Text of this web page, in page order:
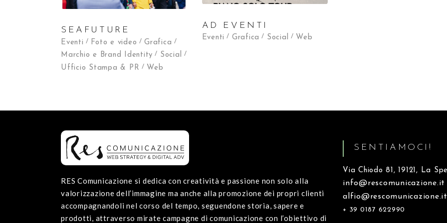
SEAFUTURE
Eventi Foto e video
Grafica
Marchio e Brand Identity
Social
Ufficio Stampa & PR
Web
AD EVENTI
Eventi Grafica Social Web
RES Comunicazione si dedica con creatività e passione non solo alla
valorizzazione dell’immagine ma anche alla promozione dei propri clienti
accompagnandoli nel corso del tempo, seguendone storia, sapere e
prodotti, attraverso mirate campagne di comunicazione con l’obiettivo di
SENTIAMOCI!
Via Chiodo 81, 19121, La
info@rescomunicazione.it
alfio@rescomunicazione.it
+ 39 0187 622990